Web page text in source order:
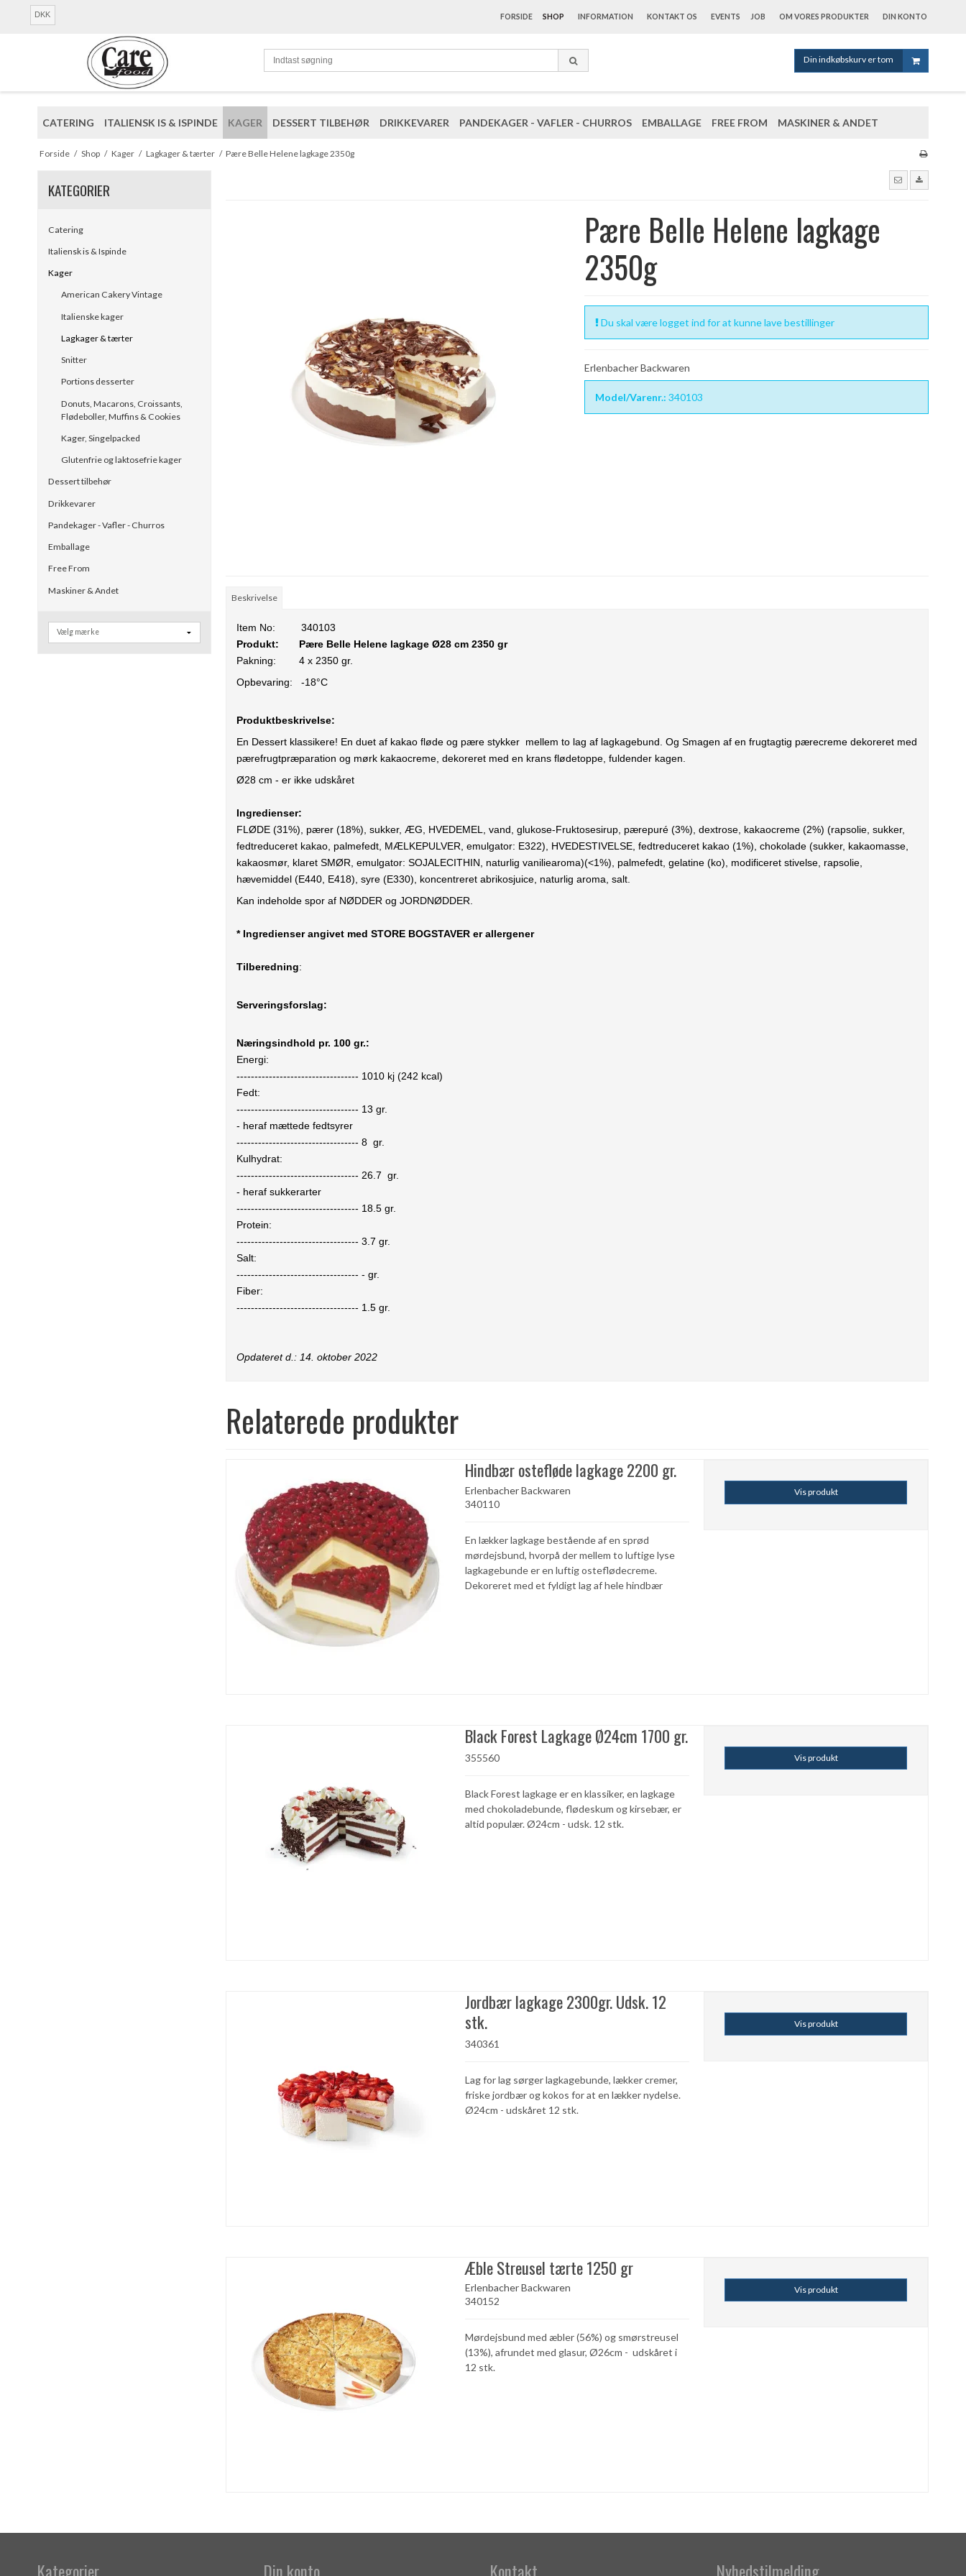
DKK FORSIDE SHOP INFORMATION KONTAKT OS EVENTS JOB OM VORES PRODUKTER DIN KONTO
Din indkøbskurv er tom
CATERING ITALIENSK IS & ISPINDE KAGER DESSERT TILBEHØR DRIKKEVARER PANDEKAGER - VAFLER - CHURROS EMBALLAGE FREE FROM MASKINER & ANDET
Forside / Shop / Kager / Lagkager & tærter / Pære Belle Helene lagkage 2350g
KATEGORIER
Catering
Italiensk is & Ispinde
Kager
American Cakery Vintage
Italienske kager
Lagkager & tærter
Snitter
Portions desserter
Donuts, Macarons, Croissants,
Flødeboller, Muffins & Cookies
Kager, Singelpacked
Glutenfrie og laktosefrie kager
Dessert tilbehør
Drikkevarer
Pandekager - Vafler - Churros
Emballage
Free From
Maskiner & Andet
Pære Belle Helene lagkage
2350g
Du skal være logget ind for at kunne lave bestillinger
Erlenbacher Backwaren
Model/Varenr.: 340103
Beskrivelse
Item No:340103
Produkt:
Pære Belle Helene lagkage Ø28 cm 2350 gr
Pakning:4 x 2350 gr.
Opbevaring:-18°C
Produktbeskrivelse:
En Dessert klassikere! En duet af kakao fløde og pære stykker mellem to lag af lagkagebund. Og Smagen af en frugtagtig pærecreme dekoreret med
pærefrugtpræparation og mørk kakaocreme, dekoreret med en krans flødetoppe, fuldender kagen.
Ø28 cm - er ikke udskåret
Ingredienser:
FLØDE (31%), pærer (18%), sukker, ÆG, HVEDEMEL, vand, glukose-Fruktosesirup, pærepuré (3%), dextrose, kakaocreme (2%) (rapsolie, sukker,
fedtreduceret kakao, palmefedt, MÆLKEPULVER, emulgator: E322), HVEDESTIVELSE, fedtreduceret kakao (1%), chokolade (sukker, kakaomasse,
kakaosmør, klaret SMØR, emulgator: SOJALECITHIN, naturlig vaniliearoma)(<1%), palmefedt, gelatine (ko), modificeret stivelse, rapsolie,
hævemiddel (E440, E418), syre (E330), koncentreret abrikosjuice, naturlig aroma, salt.
Kan indeholde spor af NØDDER og JORDNØDDER.
* Ingredienser angivet med STORE BOGSTAVER er allergener
Tilberedning:
Serveringsforslag:
Næringsindhold pr. 100 gr.:
Energi:
---------------------------------- 1010 kj (242 kcal)
Fedt:
---------------------------------- 13 gr.
- heraf mættede fedtsyrer
----------------------------------8 gr.
Kulhydrat:
---------------------------------- 26.7 gr.
- heraf sukkerarter
---------------------------------- 18.5 gr.
Protein:
----------------------------------3.7 gr.
Salt:
----------------------------------- gr.
Fiber:
---------------------------------- 1.5 gr.
Opdateret d.: 14. oktober 2022
Relaterede produkter
Hindbær ostefløde lagkage 2200 gr.
Erlenbacher Backwaren
340110
En lækker lagkage bestående af en sprød
mørdejsbund, hvorpå der mellem to luftige lyse
lagkagebunde er en luftig osteflødecreme.
Dekoreret med et fyldigt lag af hele hindbær
Vis produkt
Black Forest Lagkage Ø24cm 1700 gr.
355560
Black Forest lagkage er en klassiker, en lagkage
med chokoladebunde, flødeskum og kirsebær, er
altid populær. Ø24cm - udsk. 12 stk.
Vis produkt
Jordbær lagkage 2300gr. Udsk. 12
stk.
340361
Lag for lag sørger lagkagebunde, lækker cremer,
friske jordbær og kokos for at en lækker nydelse.
Ø24cm - udskåret 12 stk.
Vis produkt
Æble Streusel tærte 1250 gr
Erlenbacher Backwaren
340152
Mørdejsbund med æbler (56%) og smørstreusel
(13%), afrundet med glasur, Ø26cm - udskåret i
12 stk.
Vis produkt
Kategorier Din konto Kontakt Nyhedstilmelding